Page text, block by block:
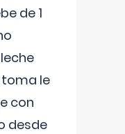
de 1
le
con
desde